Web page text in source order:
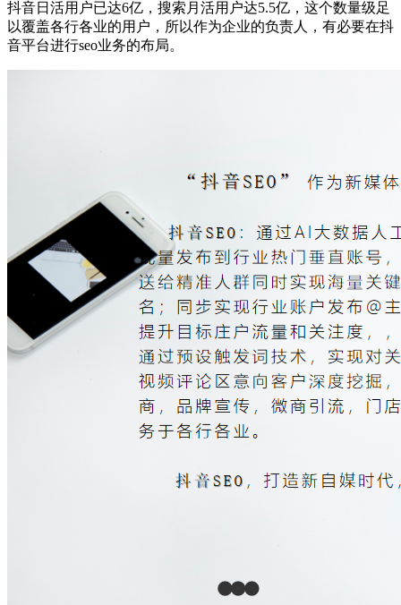
抖音日活用户已达6亿，搜索月活用户达5.5亿，这个数量级足
以覆盖各行各业的用户，所以作为企业的负责人，有必要在抖
音平台进行seo业务的布局。